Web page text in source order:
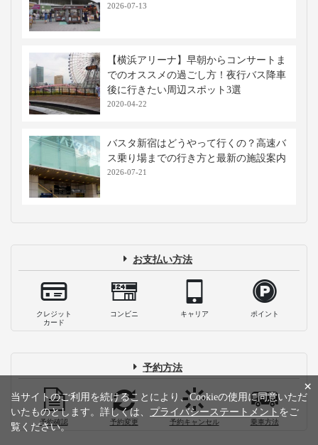
2026-07-13
【横浜アリーナ】早朝からコンサートま
でのオススメの過ごし方！夜行バス降車
後に行きたい周辺スポット3選
2020-04-22
バスタ新宿はどうやって行くの？高速バ
ス乗り場までの行き方と最新の施設案内
2026-07-21
お支払い方法
クレジット
カード
コンビニ キャリア ポイント
予約方法
予約確認 予約変更 予約キャンセル 乗車方法
×
当サイトのご利用を続けることにより、Cookieの使用に同意いただ
いたものとします。詳しくは、 プライバシーステートメント をご
覧ください。